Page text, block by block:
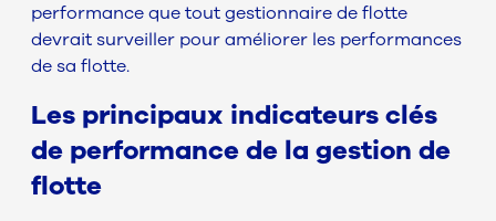
performance que tout gestionnaire de flotte
devrait surveiller pour améliorer les performances
de sa flotte.
Les principaux indicateurs clés
de performance de la gestion de
flotte